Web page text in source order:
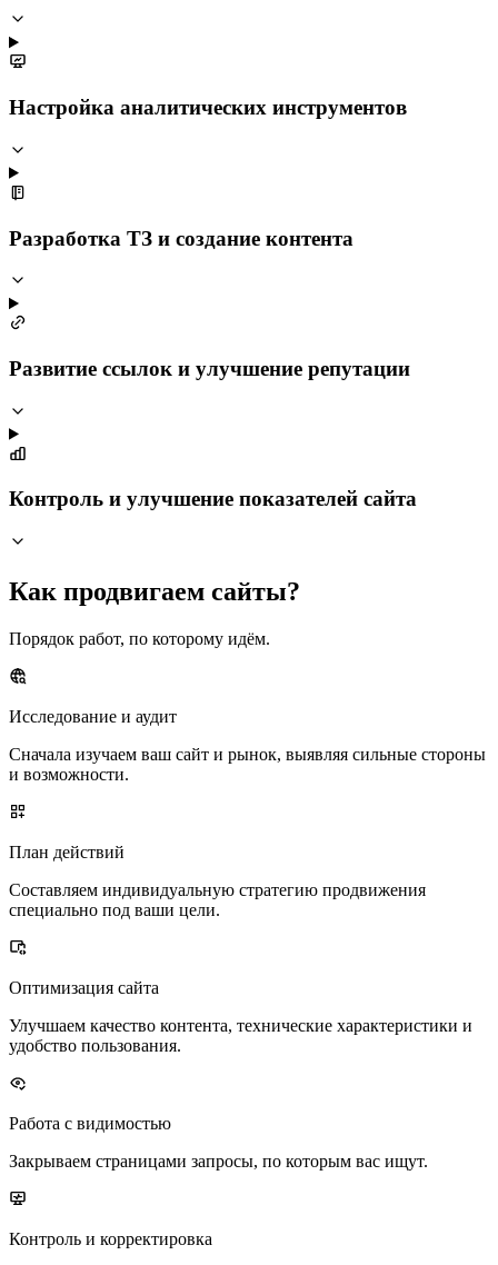
Настройка аналитических инструментов
Разработка ТЗ и создание контента
Развитие ссылок и улучшение репутации
Контроль и улучшение показателей сайта
Как продвигаем сайты?
Порядок работ, по которому идём.
Исследование и аудит
Сначала изучаем ваш сайт и рынок, выявляя сильные стороны
и возможности.
План действий
Составляем индивидуальную стратегию продвижения
специально под ваши цели.
Оптимизация сайта
Улучшаем качество контента, технические характеристики и
удобство пользования.
Работа с видимостью
Закрываем страницами запросы, по которым вас ищут.
Контроль и корректировка